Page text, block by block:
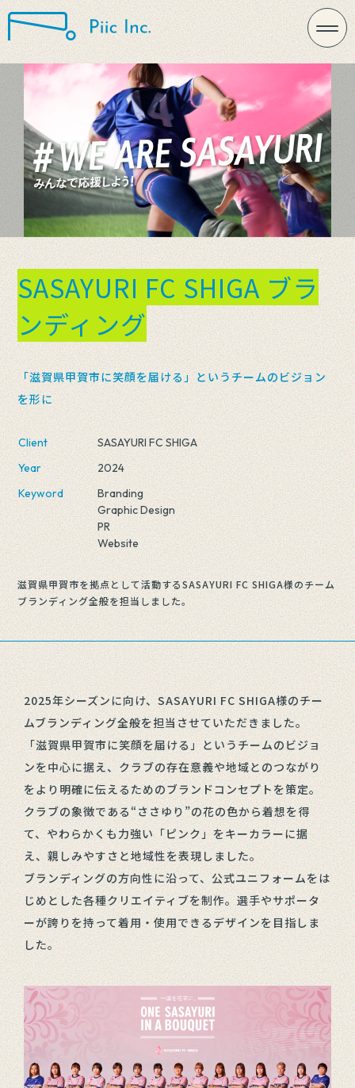
SASAYURI FC SHIGA ブラ
ンディング
「滋賀県甲賀市に笑顔を届ける」というチームのビジョン
を形に
Client
SASAYURI FC SHIGA
Year
2024
Keyword
Branding
Graphic Design
PR
Website
滋賀県甲賀市を拠点として活動するSASAYURI FC SHIGA様のチーム
ブランディング全般を担当しました。
2025年シーズンに向け、SASAYURI FC SHIGA様のチー
ムブランディング全般を担当させていただきました。
「滋賀県甲賀市に笑顔を届ける」というチームのビジョ
ンを中心に据え、クラブの存在意義や地域とのつながり
をより明確に伝えるためのブランドコンセプトを策定。
クラブの象徴である“ささゆり”の花の色から着想を得
て、やわらかくも力強い「ピンク」をキーカラーに据
え、親しみやすさと地域性を表現しました。
ブランディングの方向性に沿って、公式ユニフォームをは
じめとした各種クリエイティブを制作。選手やサポータ
ーが誇りを持って着用・使用できるデザインを目指しま
した。